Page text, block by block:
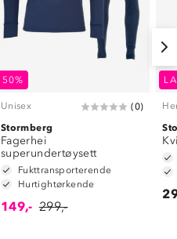
50%
Unisex (0)
Stormberg
Fagerhei
superundertøysett
Fukttransporterende
Hurtightørkende
149,- 299,-